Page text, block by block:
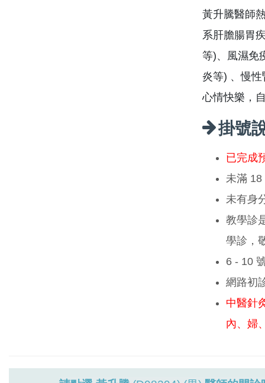
黃升騰醫師
系肝膽腸胃
等)、風濕免
炎等) 、慢
心情快樂，
掛號
已完成
未滿 18
未有身
教學診
學診，
6 - 10
網路初
中醫針
內、婦